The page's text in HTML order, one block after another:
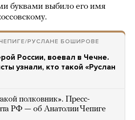
буквами выбило его имя
РУСЛАНЕ БОШИРОВЕ
России, воевал в Чечне.
узнали, кто такой «Руслан
полковник». Пресс-
РФ — об Анатолии Чепиге